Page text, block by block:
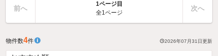
前へ
1ページ目
全1ページ
次へ
物件数4件 2026年07月31日更新